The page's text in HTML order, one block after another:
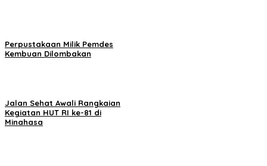
Perpustakaan Milik Pemdes
Kembuan Dilombakan
Jalan Sehat Awali Rangkaian
Kegiatan HUT RI ke-81 di
Minahasa